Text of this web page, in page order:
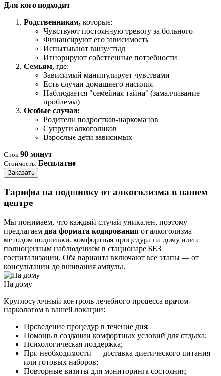
Для кого подходит
Родственникам, которые:
Чувствуют постоянную тревогу за больного
Финансируют его зависимость
Испытывают вину/стыд
Игнорируют собственные потребности
Семьям, где:
Зависимый манипулирует чувствами
Есть случаи домашнего насилия
Наблюдается "семейная тайна" (замалчивание
проблемы)
Особые случаи:
Родители подростков-наркоманов
Супруги алкоголиков
Взрослые дети зависимых
Срок 90 минут
Стоимость: Бесплатно
Заказать
Тарифы на подшивку от алкоголизма в нашем
центре
Мы понимаем, что каждый случай уникален, поэтому
предлагаем два формата кодирования от алкоголизма
методом подшивки: комфортная процедура на дому или с
полноценным наблюдением в стационаре БЕЗ
госпитализации. Оба варианта включают все этапы — от
консультации до вшивания ампулы.
На дому
Круглосуточный контроль лечебного процесса врачом-
наркологом в вашей локации:
Проведение процедур в течение дня;
Помощь в создании комфортных условий для отдыха;
Психологическая поддержка;
При необходимости — доставка диетического питания
или готовых наборов;
Повторные визиты для мониторинга состояния;